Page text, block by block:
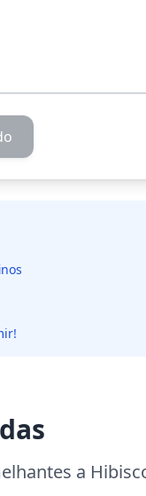
a